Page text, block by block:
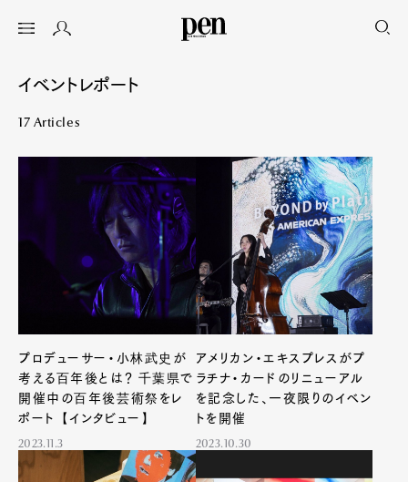
イベントレポート
17 Articles
プロデューサー・小林武史が
考える百年後とは？ 千葉県で
開催中の百年後芸術祭をレ
ポート【インタビュー】
2023.11.3
アメリカン・エキスプレスがプ
ラチナ・カードのリニューアル
を記念した、一夜限りのイベン
トを開催
2023.10.30